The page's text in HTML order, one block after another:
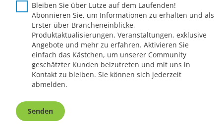
Bleiben Sie über Lutze auf dem Laufenden!
Abonnieren Sie, um Informationen zu erhalten und als
Erster über Brancheneinblicke,
Produktaktualisierungen, Veranstaltungen, exklusive
Angebote und mehr zu erfahren. Aktivieren Sie
einfach das Kästchen, um unserer Community
geschätzter Kunden beizutreten und mit uns in
Kontakt zu bleiben. Sie können sich jederzeit
abmelden.
Senden